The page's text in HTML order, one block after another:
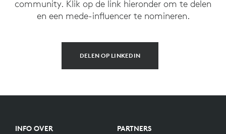
community. Klik op de link hieronder om te delen
en een mede-influencer te nomineren.
DELEN OP LINKEDIN
INFO OVER PARTNERS